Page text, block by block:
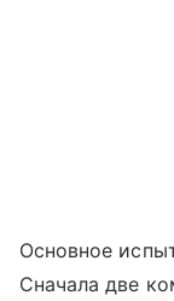
Основное
Сначала две